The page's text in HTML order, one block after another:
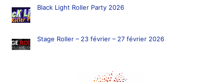
Black Light Roller Party 2026
Stage Roller – 23 février – 27 février 2026